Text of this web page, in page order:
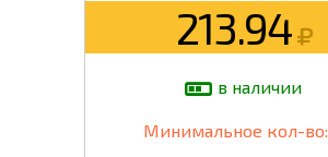
213.94
в наличии
Минимальное кол-во: